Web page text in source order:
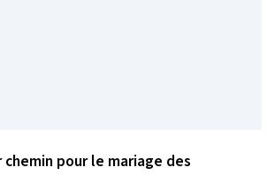
pour le mariage des